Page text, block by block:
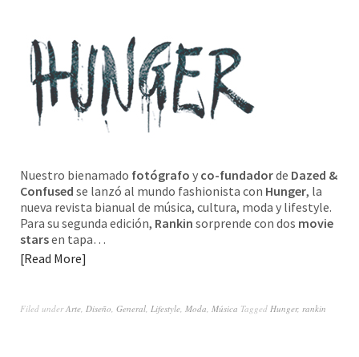
Nuestro bienamado fotógrafo y co-fundadorde Dazed &
Confused se lanzó al mundo fashionista con Hunger, la
nueva revista bianual de música, cultura, moda y lifestyle.
Para su segunda edición, Rankin sorprende con dos movie
starsen tapa…
Read More
Filed underArte, Diseño, General, Lifestyle, Moda, Música Tagged Hunger, rankin